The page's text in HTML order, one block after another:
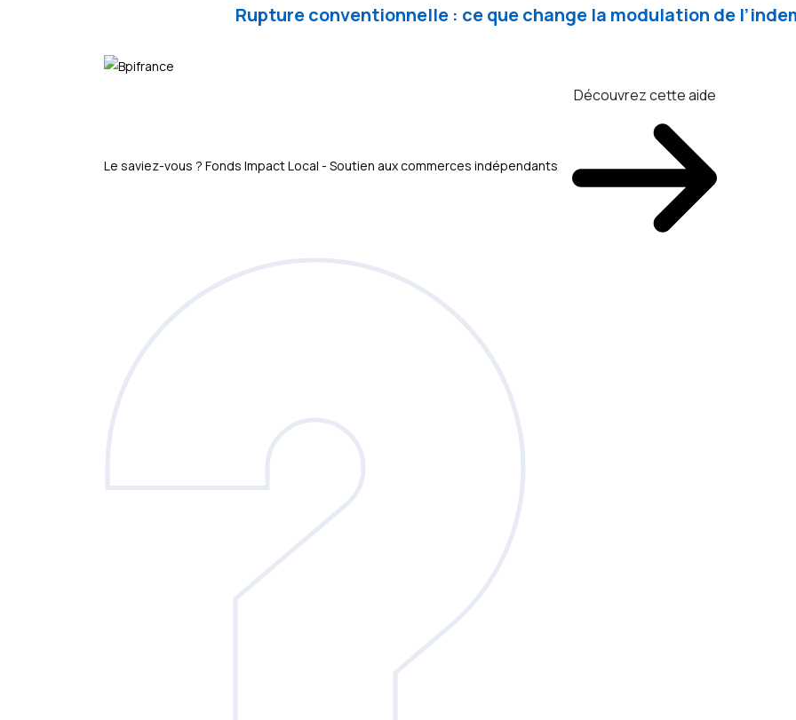
Rupture conventionnelle : ce que change la modulation de
Le saviez-vous ? Fonds Impact Local - Soutien aux commerces indépendants
Découvrez cette aide